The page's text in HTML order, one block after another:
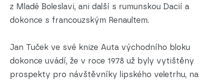
z Mladé Boleslavi, ani další s rumunskou Dacií a
dokonce s francouzským Renaultem.
Jan Tuček ve své knize Auta východního bloku
dokonce uvádí, že v roce 1978 už byly vytištěny
prospekty pro návštěvníky lipského veletrhu, na